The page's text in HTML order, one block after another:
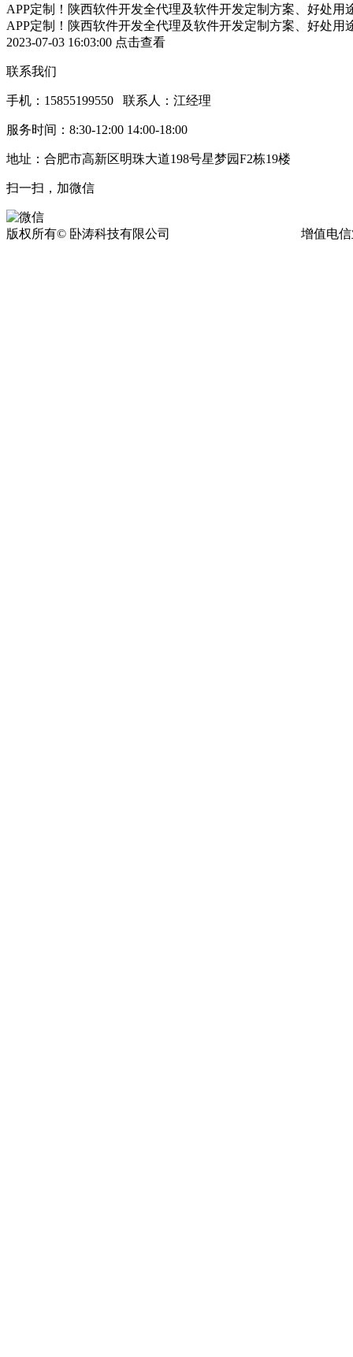
APP定制！陕西软件开发全代理及软件开发定制方案、好处用
APP定制！陕西软件开发全代理及软件开发定制方案、好处用
2023-07-03 16:03:00 点击查看
联系我们
手机：15855199550 联系人：江经理
服务时间：8:30-12:00 14:00-18:00
地址：合肥市高新区明珠大道198号星梦园F2栋19楼
扫一扫，加微信
版权所有© 卧涛科技有限公司 增值电